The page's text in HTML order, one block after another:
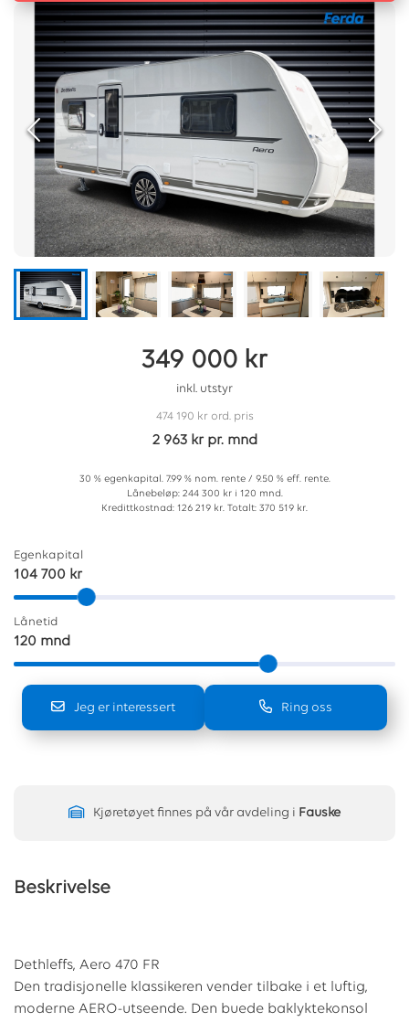
349 000 kr
inkl. utstyr
474 190 kr ord. pris
2 963 kr pr. mnd
30 % egenkapital. 7.99 % nom. rente / 9.50 % eff. rente.
Lånebeløp: 244 300 kr i 120 mnd.
Kredittkostnad: 126 219 kr. Totalt: 370 519 kr.
Egenkapital
104 700 kr
Lånetid
120 mnd
Jeg er interessert Ring oss
Kjøretøyet finnes på vår avdeling i Fauske
Beskrivelse
Dethleffs, Aero 470 FR
Den tradisjonelle klassikeren vender tilbake i et luftig,
moderne AERO-utseende. Den buede baklyktekonsol